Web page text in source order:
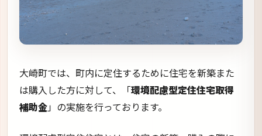
環境に配慮を行う取り組みをした住宅のことです。
移住定住支援｜鹿児島県大崎町 (kagoshima-
事業の目的